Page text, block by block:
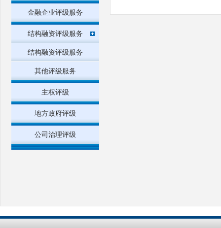
金融企业评级服务
结构融资评级服务
结构融资评级服务
其他评级服务
主权评级
地方政府评级
公司治理评级